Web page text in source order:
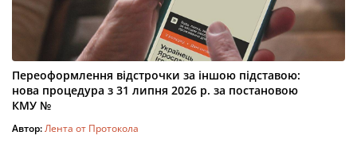
Переоформлення відстрочки за іншою підставою:
нова процедура з 31 липня 2026 р. за постановою
КМУ №
Автор:Лента от Протокола